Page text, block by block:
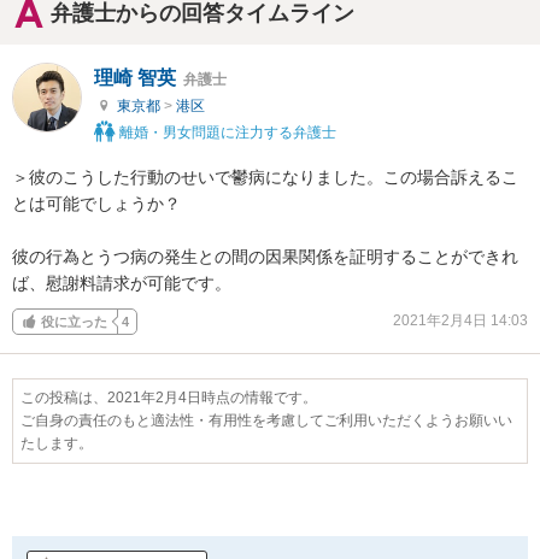
弁護士からの回答タイムライン
理崎 智英 弁護士
東京都 > 港区
離婚・男女問題に注力する弁護士
＞彼のこうした行動のせいで鬱病になりました。この場合訴えるこ
とは可能でしょうか？
彼の行為とうつ病の発生との間の因果関係を証明することができれ
ば、慰謝料請求が可能です。
役に立った 4 2021年2月4日 14:03
この投稿は、2021年2月4日時点の情報です。
ご自身の責任のもと適法性・有用性を考慮してご利用いただくようお願いい
たします。